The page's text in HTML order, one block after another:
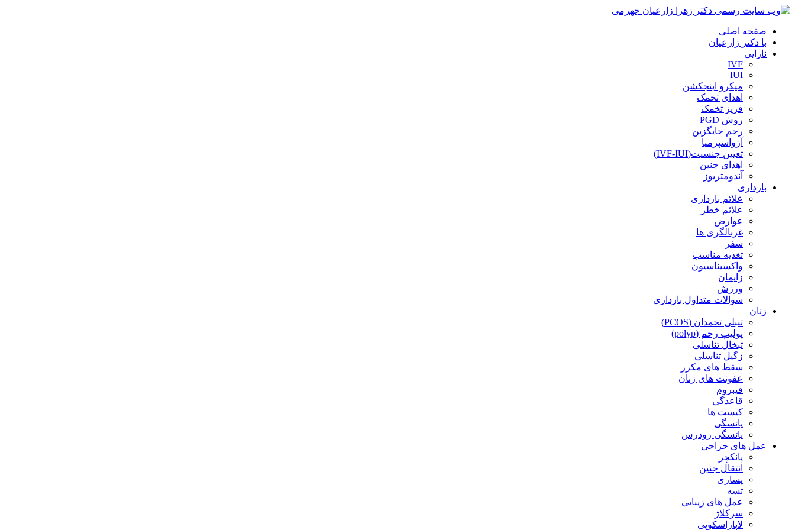
صفحه اصلی
با دکتر زارعیان
نازایی
IVF
IUI
میکرو اینجکشن
اهدای تخمک
فریز تخمک
روش PGD
رحم جایگزین
آزواسپرمیا
تعیین جنسیت(IVF-IUI)
اهدای جنین
آندومتریوز
بارداری
علائم بارداری
علائم خطر
عوارض
غربالگری ها
سفر
تغذیه مناسب
واکسیناسیون
زایمان
ورزش
سوالات متداول بارداری
زنان
تنبلی تخمدان (PCOS)
پولیپ رحم (polyp)
تبخال تناسلی
زگیل تناسلی
سقط های مکرر
عفونت های زنان
فیبروم
قاعدگی
کیست ها
یائسگی
یائسگی زودرس
عمل های جراحی
پانکچر
انتقال جنین
پساری
تسه
عمل های زیبایی
سرکلاژ
لاپاراسکوپی